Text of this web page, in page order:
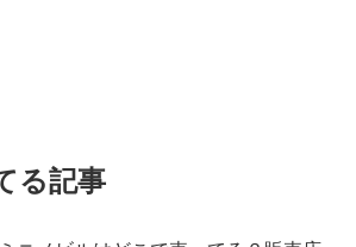
る記事